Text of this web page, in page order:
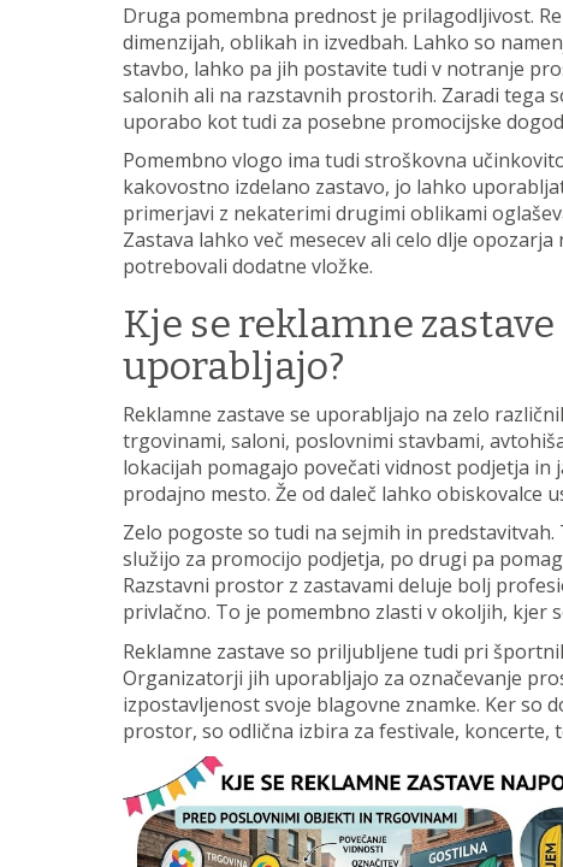
Druga pomembna prednost je prilagodljivost.
dimenzijah, oblikah in izvedbah. Lahko so
stavbo, lahko pa jih postavite tudi v notranje
salonih ali na razstavnih prostorih. Zaradi tega
uporabo kot tudi za posebne promocijske
Pomembno vlogo ima tudi stroškovna
kakovostno izdelano zastavo, jo lahko
primerjavi z nekaterimi drugimi oblikami
Zastava lahko več mesecev ali celo dlje
potrebovali dodatne vložke.
Kje se reklamne
uporabljajo?
Reklamne zastave se uporabljajo na zelo
trgovinami, saloni, poslovnimi stavbami,
lokacijah pomagajo povečati vidnost podjetja in
prodajno mesto. Že od daleč lahko obiskovalce
Zelo pogoste so tudi na sejmih in
služijo za promocijo podjetja, po drugi pa
Razstavni prostor z zastavami deluje bolj
privlačno. To je pomembno zlasti v okoljih, kjer
Reklamne zastave so priljubljene tudi pri
Organizatorji jih uporabljajo za označevanje
izpostavljenost svoje blagovne znamke. Ker so
prostor, so odlična izbira za festivale, koncerte,